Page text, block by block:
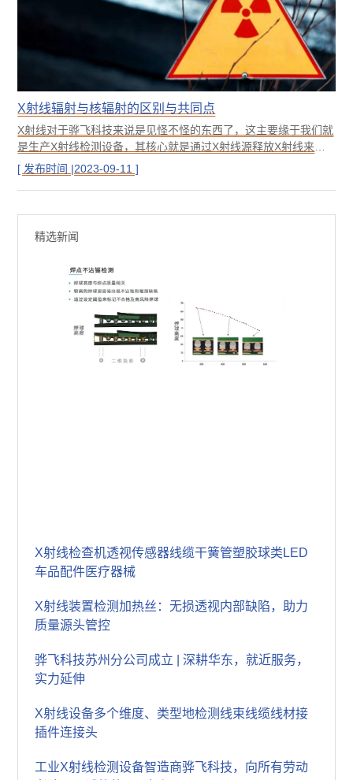
X射线辐射与核辐射的区别与共同点
X射线对于骅飞科技来说是见怪不怪的东西了，这主要缘于我们就
是生产X射线检测设备，其核心就是通过X射线源释放X射线来达
到检测内部结构的目的，首先我们应该了解X射线是通过高能电子
与物质相互作用产生的，在X射线机器中，电子被加速并撞击靶
金属……
[ 发布时间 |2023-09-11 ]
精选新闻
X射线检查机透视传感器线缆干簧管塑胶球类LED
车品配件医疗器械
X射线装置检测加热丝：无损透视内部缺陷，助力
质量源头管控
骅飞科技苏州分公司成立 | 深耕华东，就近服务，
实力延伸
X射线设备多个维度、类型地检测线束线缆线材接
插件连接头
工业X射线检测设备智造商骅飞科技，向所有劳动